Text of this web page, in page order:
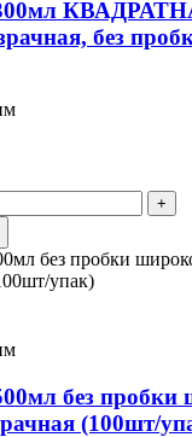
без
+
без пробки
(100шт/